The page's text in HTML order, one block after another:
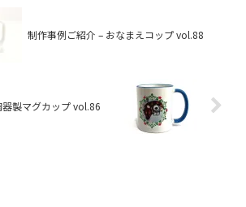
制作事例ご紹介 – おなまえコップ vol.88
製マグカップ vol.86